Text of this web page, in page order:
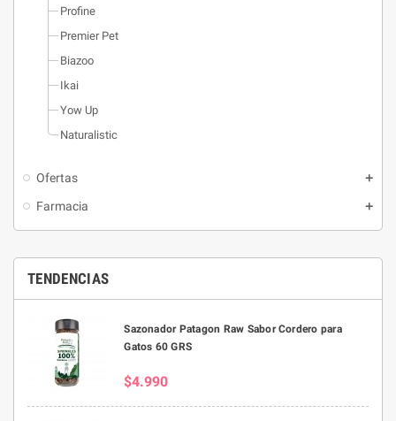
Profine
Premier Pet
Biazoo
Ikai
Yow Up
Naturalistic
Ofertas
Farmacia
TENDENCIAS
Sazonador Patagon Raw Sabor Cordero para
Gatos 60 GRS
$4.990